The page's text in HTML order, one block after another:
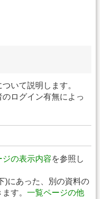
いて説明します。
ログイン有無によっ
ジの表示内容を参照し
)にあった、別の資料の
す。 一覧ページの他